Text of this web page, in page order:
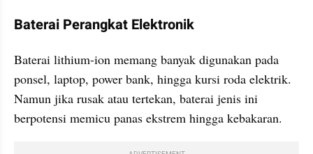
Baterai Perangkat Elektronik
Baterai lithium-ion memang banyak digunakan pada
ponsel, laptop, power bank, hingga kursi roda elektrik.
Namun jika rusak atau tertekan, baterai jenis ini
berpotensi memicu panas ekstrem hingga kebakaran.